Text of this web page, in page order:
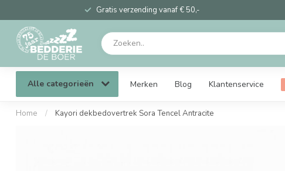
Gratis verzending vanaf € 50,-
Alle categorieën Merken Blog Klantenservice
Home / Kayori dekbedovertrek Sora Tencel Antracite